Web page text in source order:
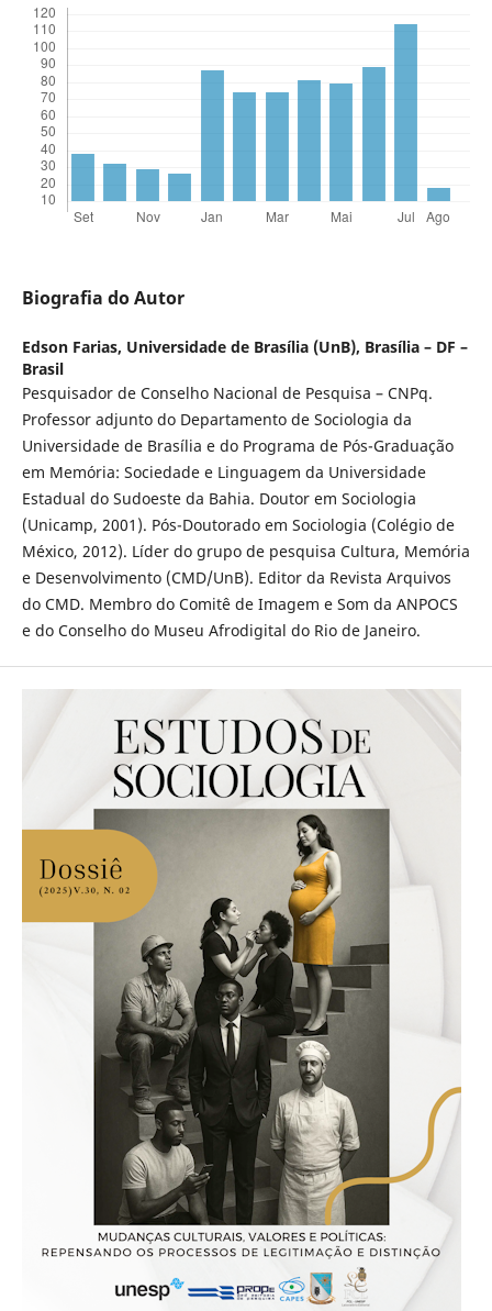
Biografia do Autor
Edson Farias, Universidade de Brasília (UnB), Brasília – DF –
Brasil
Pesquisador de Conselho Nacional de Pesquisa – CNPq.
Professor adjunto do Departamento de Sociologia da
Universidade de Brasília e do Programa de Pós-Graduação
em Memória: Sociedade e Linguagem da Universidade
Estadual do Sudoeste da Bahia. Doutor em Sociologia
(Unicamp, 2001). Pós-Doutorado em Sociologia (Colégio de
México, 2012). Líder do grupo de pesquisa Cultura, Memória
e Desenvolvimento (CMD/UnB). Editor da Revista Arquivos
do CMD. Membro do Comitê de Imagem e Som da ANPOCS
e do Conselho do Museu Afrodigital do Rio de Janeiro.